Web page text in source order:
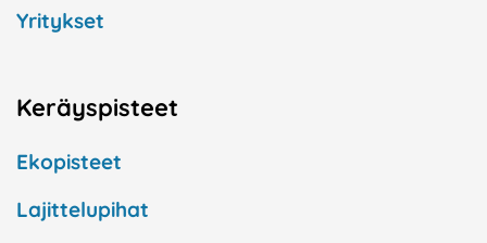
Yritykset
Keräyspisteet
Ekopisteet
Lajittelupihat